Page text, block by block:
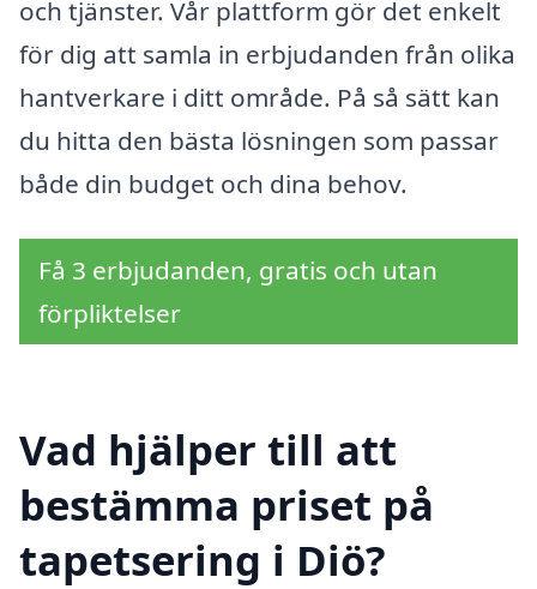
och tjänster. Vår plattform gör det enkelt
för dig att samla in erbjudanden från olika
hantverkare i ditt område. På så sätt kan
du hitta den bästa lösningen som passar
både din budget och dina behov.
Få 3 erbjudanden, gratis och utan
förpliktelser
Vad hjälper till att
bestämma priset på
tapetsering i Diö?